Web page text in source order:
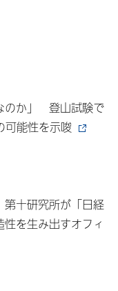
のか」 登山試験で
能性を示唆
十研究所が「日経
を生み出すオフィ